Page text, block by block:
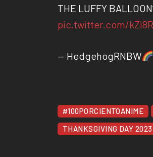
THE LUFFY
pic.twitter.com/
— HedgehogRNBW
#100PORCIENTOANIME
THANKSGIVING DAY